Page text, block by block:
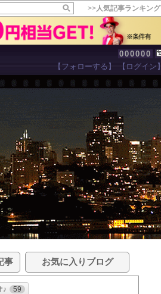
>>人気記事ランキング
000000
【フォローする】 【ログイン】
事 お気に入りブログ
♪ 59